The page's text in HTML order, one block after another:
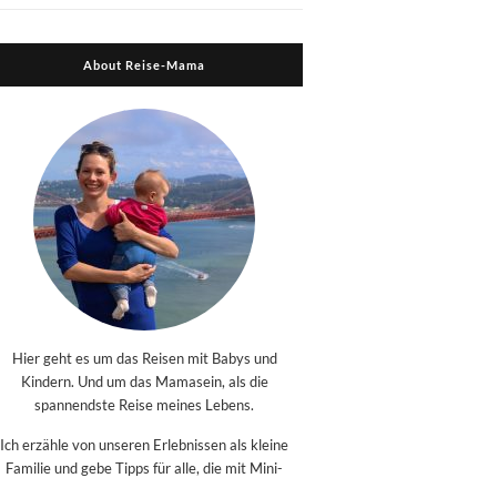
About Reise-Mama
Hier geht es um das Reisen mit Babys und
Kindern. Und um das Mamasein, als die
spannendste Reise meines Lebens.
Ich erzähle von unseren Erlebnissen als kleine
Familie und gebe Tipps für alle, die mit Mini-